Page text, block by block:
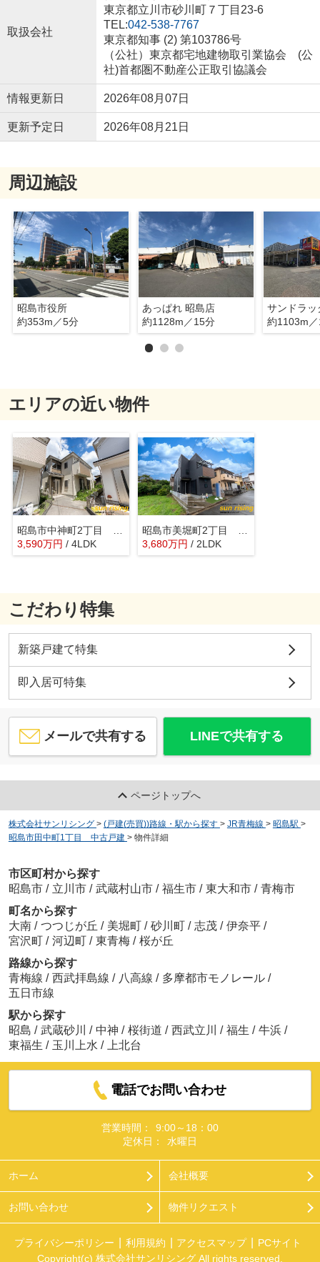
取扱会社
東京都立川市砂川町７丁目23-6
TEL:042-538-7767
東京都知事 (2) 第103786号
（公社）東京都宅地建物取引業協会 (公
社)首都圏不動産公正取引協議会
情報更新日 2026年08月07日
更新予定日 2026年08月21日
周辺施設
昭島市役所
約353m／5分
あっぱれ 昭島店
約1128m／15分
約1103m
エリアの近い物件
3,590万円 / 4LDK
3,680万円 / 2LDK
こだわり特集
新築戸建て特集
即入居可特集
メールで共有する LINEで共有する
ページトップへ
株式会社サンリシング > (戸建(売買))路線・駅から探す > JR青梅線 > 昭島駅 >
昭島市田中町1丁目 中古戸建 > 物件詳細
市区町村から探す
昭島市 / 立川市 / 武蔵村山市 / 福生市 / 東大和市 / 青梅市
町名から探す
大南 / つつじが丘 / 美堀町 / 砂川町 / 志茂 / 伊奈平 /
宮沢町 / 河辺町 / 東青梅 / 桜が丘
路線から探す
青梅線 / 西武拝島線 / 八高線 / 多摩都市モノレール /
五日市線
駅から探す
昭島 / 武蔵砂川 / 中神 / 桜街道 / 西武立川 / 福生 / 牛浜 /
東福生 / 玉川上水 / 上北台
電話でお問い合わせ
営業時間：
9:00～18：00
定休日：
水曜日
ホーム 会社概要
お問い合わせ 物件リクエスト
プライバシーポリシー 利用規約 アクセスマップ
PCサイト
Copyright(c) 株式会社サンリシング All rights reserved.